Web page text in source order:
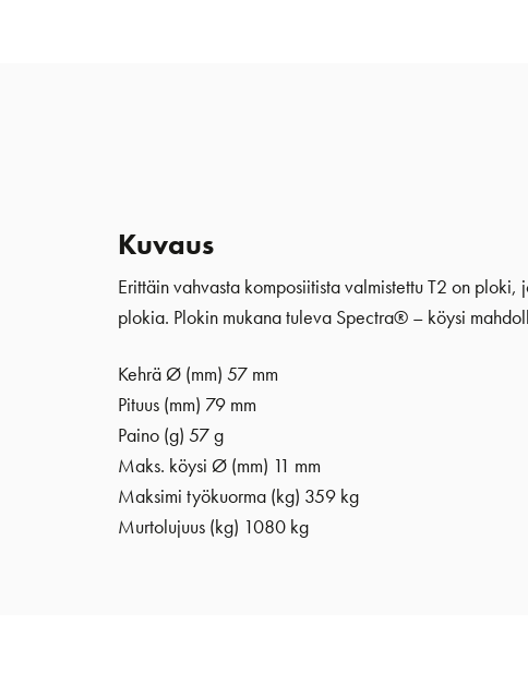
Kuvaus
Erittäin vahvasta komposiitista valmistettu T2 on
plokia. Plokin mukana tuleva Spectra® – köysi
Kehrä Ø (mm) 57 mm
Pituus (mm) 79 mm
Paino (g) 57 g
Maks. köysi Ø (mm) 11 mm
Maksimi työkuorma (kg) 359 kg
Murtolujuus (kg) 1080 kg